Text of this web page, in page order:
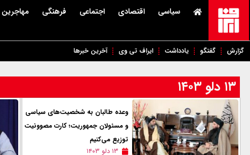
سیاسی اقتصادی اجتماعی فرهنگی مهاجرین
گزارش گفتگو یادداشت ایراف تی وی آخرین خبرها
۱۳ دلو ۱۴۰۳
وعده طالبان به شخصیت‌های سیاسی
و مسئولان جمهوریت؛ کارت مصوونیت
توزیع می‌کنیم
۱۳ دلو ۱۴۰۳